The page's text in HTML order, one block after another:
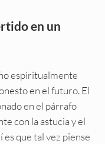
en un
espiritualmente
en el futuro. El
en el párrafo
con la astucia y el
es que tal vez piense